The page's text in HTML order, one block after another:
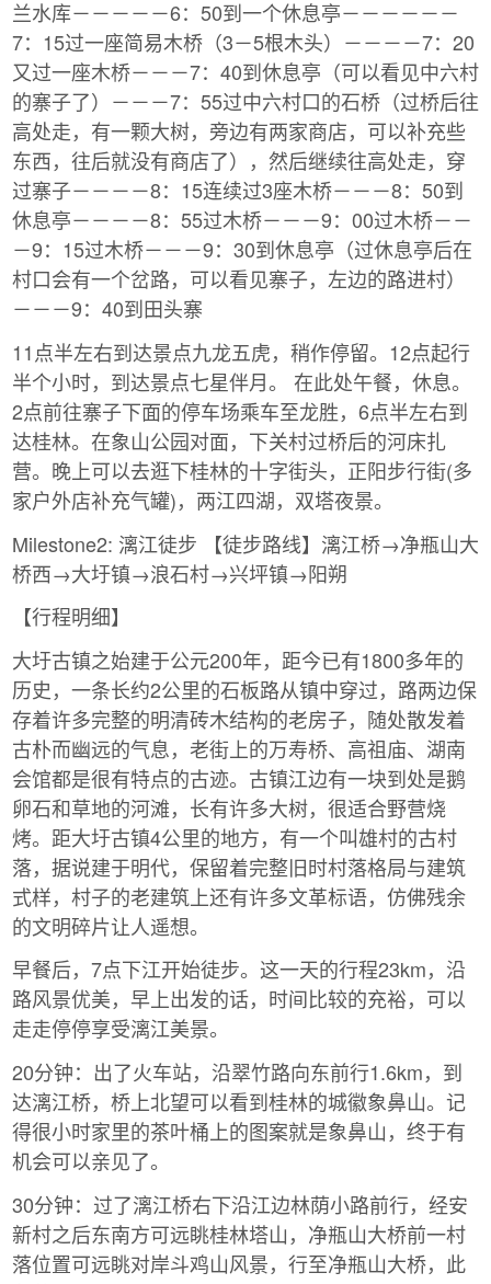
兰水库－－－－－6：50到一个休息亭－－－－－－
7：15过一座简易木桥（3－5根木头）－－－－7：20
又过一座木桥－－－7：40到休息亭（可以看见中六村
的寨子了）－－－7：55过中六村口的石桥（过桥后往
高处走，有一颗大树，旁边有两家商店，可以补充些
东西，往后就没有商店了），然后继续往高处走，穿
过寨子－－－－8：15连续过3座木桥－－－8：50到
休息亭－－－－8：55过木桥－－－9：00过木桥－－
－9：15过木桥－－－9：30到休息亭（过休息亭后在
村口会有一个岔路，可以看见寨子，左边的路进村）
－－－9：40到田头寨
11点半左右到达景点九龙五虎，稍作停留。12点起行
半个小时，到达景点七星伴月。 在此处午餐，休息。
2点前往寨子下面的停车场乘车至龙胜，6点半左右到
达桂林。在象山公园对面，下关村过桥后的河床扎
营。晚上可以去逛下桂林的十字街头，正阳步行街(多
家户外店补充气罐)，两江四湖，双塔夜景。
Milestone2: 漓江徒步 【徒步路线】漓江桥→净瓶山大
桥西→大圩镇→浪石村→兴坪镇→阳朔
【行程明细】
大圩古镇之始建于公元200年，距今已有1800多年的
历史，一条长约2公里的石板路从镇中穿过，路两边保
存着许多完整的明清砖木结构的老房子，随处散发着
古朴而幽远的气息，老街上的万寿桥、高祖庙、湖南
会馆都是很有特点的古迹。古镇江边有一块到处是鹅
卵石和草地的河滩，长有许多大树，很适合野营烧
烤。距大圩古镇4公里的地方，有一个叫雄村的古村
落，据说建于明代，保留着完整旧时村落格局与建筑
式样，村子的老建筑上还有许多文革标语，仿佛残余
的文明碎片让人遥想。
早餐后，7点下江开始徒步。这一天的行程23km，沿
路风景优美，早上出发的话，时间比较的充裕，可以
走走停停享受漓江美景。
20分钟：出了火车站，沿翠竹路向东前行1.6km，到
达漓江桥，桥上北望可以看到桂林的城徽象鼻山。记
得很小时家里的茶叶桶上的图案就是象鼻山，终于有
机会可以亲见了。
30分钟：过了漓江桥右下沿江边林荫小路前行，经安
新村之后东南方可远眺桂林塔山，净瓶山大桥前一村
落位置可远眺对岸斗鸡山风景，行至净瓶山大桥，此